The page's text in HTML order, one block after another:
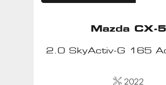
Mazda CX-5
2.0 SkyActiv-G 165
2022